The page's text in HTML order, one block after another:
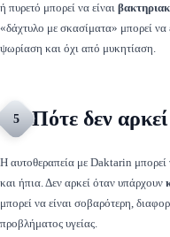
ή πυρετό μπορεί να είναι
«δάχτυλο με σκασίματα» μπορεί
ψωρίαση και όχι από μυκητίαση.
5 Πότε δεν
Η αυτοθεραπεία με Daktarin μπορεί
και ήπια. Δεν αρκεί όταν υπάρχουν
μπορεί να είναι σοβαρότερη,
προβλήματος υγείας.